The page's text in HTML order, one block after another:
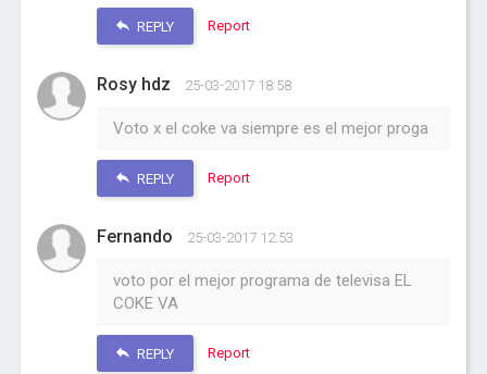
REPLY Report
Rosy hdz 25-03-2017 18:58
Voto x el coke va siempre es el mejor proga
REPLY Report
Fernando 25-03-2017 12:53
voto por el mejor programa de televisa EL
COKE VA
REPLY Report